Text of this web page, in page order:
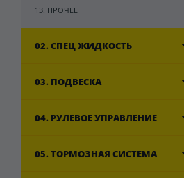
13. ПРОЧЕЕ
02. СПЕЦ ЖИДКОСТЬ
03. ПОДВЕСКА
04. РУЛЕВОЕ УПРАВЛЕНИЕ
05. ТОРМОЗНАЯ СИСТЕМА